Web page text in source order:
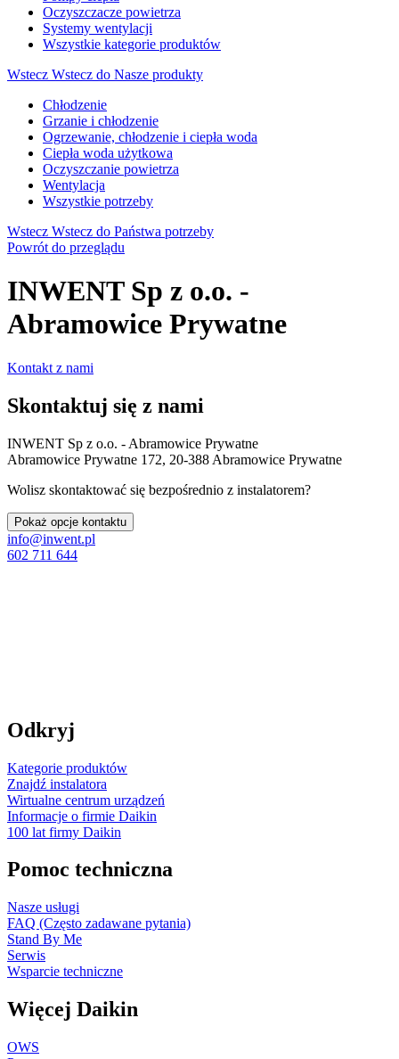
Oczyszczacze powietrza
Systemy wentylacji
Wszystkie kategorie produktów
Wstecz Wstecz do Nasze produkty
Chłodzenie
Grzanie i chłodzenie
Ogrzewanie, chłodzenie i ciepła woda
Ciepła woda użytkowa
Oczyszczanie powietrza
Wentylacja
Wszystkie potrzeby
Wstecz Wstecz do Państwa potrzeby
Powrót do przeglądu
INWENT Sp z o.o. -
Abramowice Prywatne
Kontakt z nami
Skontaktuj się z nami
INWENT Sp z o.o. - Abramowice Prywatne
Abramowice Prywatne 172, 20-388 Abramowice Prywatne
Wolisz skontaktować się bezpośrednio z instalatorem?
Pokaż opcje kontaktu
info@inwent.pl
602 711 644
Odkryj
Kategorie produktów
Znajdź instalatora
Wirtualne centrum urządzeń
Informacje o firmie Daikin
100 lat firmy Daikin
Pomoc techniczna
Nasze usługi
FAQ (Często zadawane pytania)
Stand By Me
Serwis
Wsparcie techniczne
Więcej Daikin
OWS